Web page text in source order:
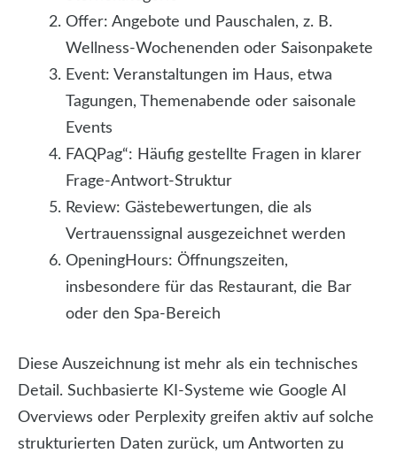
Offer: Angebote und Pauschalen, z. B.
Wellness-Wochenenden oder Saisonpakete
Event: Veranstaltungen im Haus, etwa
Tagungen, Themenabende oder saisonale
Events
FAQPag“: Häufig gestellte Fragen in klarer
Frage-Antwort-Struktur
Review: Gästebewertungen, die als
Vertrauenssignal ausgezeichnet werden
OpeningHours: Öffnungszeiten,
insbesondere für das Restaurant, die Bar
oder den Spa-Bereich
Diese Auszeichnung ist mehr als ein technisches
Detail. Suchbasierte KI-Systeme wie Google AI
Overviews oder Perplexity greifen aktiv auf solche
strukturierten Daten zurück, um Antworten zu